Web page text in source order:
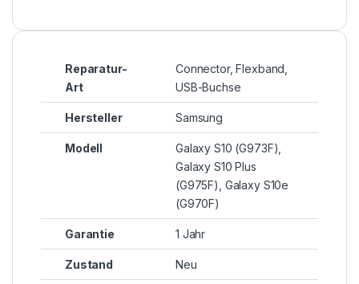
Reparatur-
Art
Connector, Flexband,
USB-Buchse
Hersteller Samsung
Modell
Galaxy S10 (G973F),
Galaxy S10 Plus
(G975F), Galaxy S10e
(G970F)
Garantie 1 Jahr
Zustand Neu